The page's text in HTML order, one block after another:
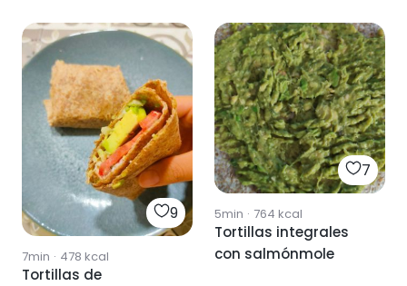
9
7min · 478 kcal
Tortillas de
7
5min · 764 kcal
Tortillas integrales
con salmónmole